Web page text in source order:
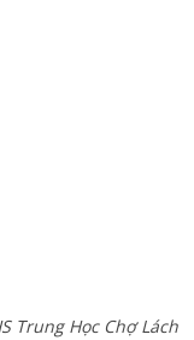
Trung Học Chợ Lách